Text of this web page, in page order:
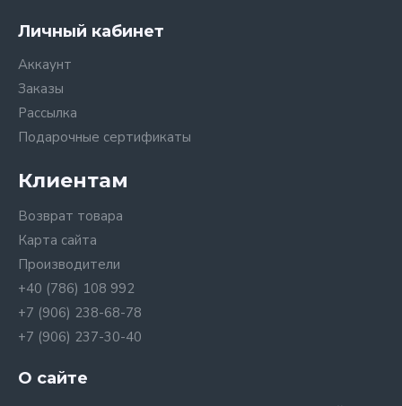
Личный кабинет
Аккаунт
Заказы
Рассылка
Подарочные сертификаты
Клиентам
Возврат товара
Карта сайта
Производители
+40 (786) 108 992
+7 (906) 238-68-78
+7 (906) 237-30-40
О сайте